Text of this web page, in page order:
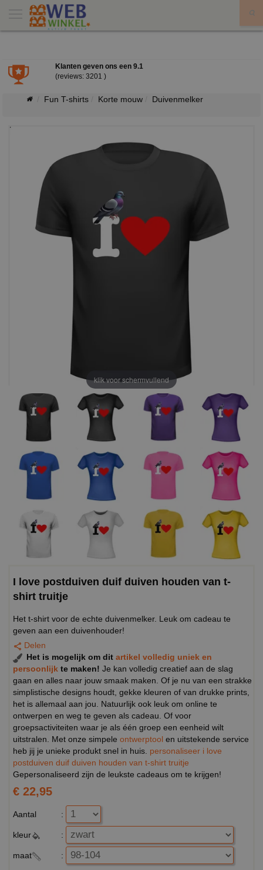
Klanten geven ons een 9.1
(reviews: 3201 )
Fun T-shirts Korte mouw Duivenmelker
klik voor schermvullend
I love postduiven duif duiven houden van t-
shirt truitje
Het t-shirt voor de echte duivenmelker. Leuk om cadeau te
geven aan een duivenhouder!
Delen
Het is mogelijk om dit artikel volledig uniek en
persoonlijk te maken! Je kan volledig creatief aan de slag
gaan en alles naar jouw smaak maken. Of je nu van een strakke
simplistische designs houdt, gekke kleuren of van drukke prints,
het is allemaal aan jou. Natuurlijk ook leuk om online te
ontwerpen en weg te geven als cadeau. Of voor
groepsactiviteiten waar je als één groep een eenheid wilt
uitstralen. Met onze simpele ontwerptool en uitstekende service
heb jij je unieke produkt snel in huis. personaliseer i love
postduiven duif duiven houden van t-shirt truitje
Gepersonaliseerd zijn de leukste cadeaus om te krijgen!
€ 22,95
Aantal :
kleur :
maat :